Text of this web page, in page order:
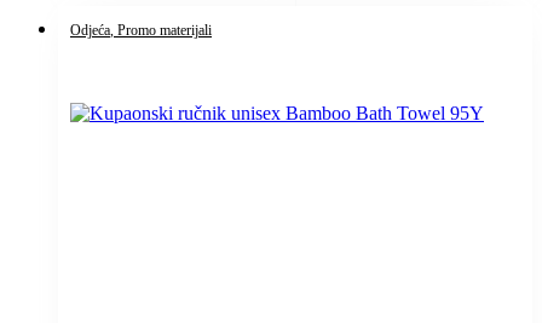
Odjeća, Promo materijali